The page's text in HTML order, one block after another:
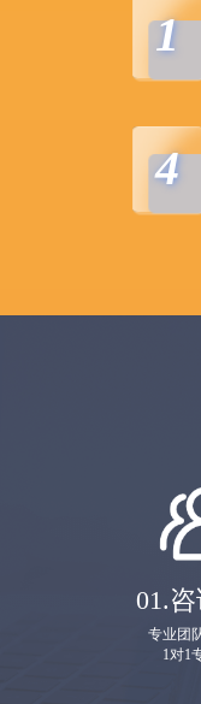
1
4
01.
专业团
1对1